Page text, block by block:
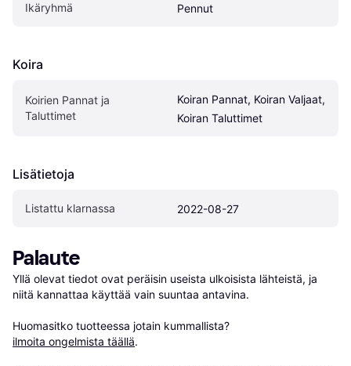
Ikäryhmä Pennut
Koira
Koirien Pannat ja
Taluttimet
Koiran Pannat, Koiran Valjaat,
Koiran Taluttimet
Lisätietoja
Listattu klarnassa 2022-08-27
Palaute
Yllä olevat tiedot ovat peräisin useista ulkoisista lähteistä, ja
niitä kannattaa käyttää vain suuntaa antavina.
Huomasitko tuotteessa jotain kummallista?
ilmoita ongelmista täällä.